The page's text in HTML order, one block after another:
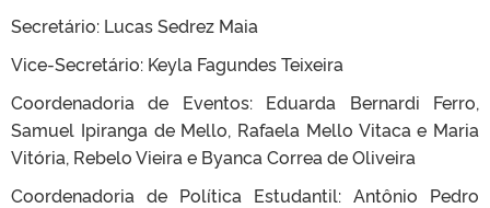
Secretário: Lucas Sedrez Maia
Vice-Secretário: Keyla Fagundes Teixeira
Coordenadoria de Eventos: Eduarda Bernardi Ferro,
Samuel Ipiranga de Mello, Rafaela Mello Vitaca e Maria
Vitória, Rebelo Vieira e Byanca Correa de Oliveira
Coordenadoria de Política Estudantil: Antônio Pedro